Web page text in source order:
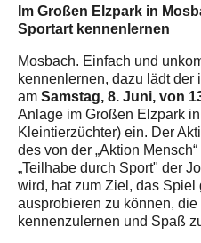
Im Großen Elzpark in
Sportart kennenlernen
Mosbach. Einfach und
kennenlernen, dazu lädt
amSamstag, 8. Juni, von
Anlage im Großen Elzpark
Kleintierzüchter) ein. Der
des von der „Aktion
„Teilhabe durch Sport" der
wird, hat zum Ziel, das
ausprobieren zu können,
kennenzulernen und Spaß